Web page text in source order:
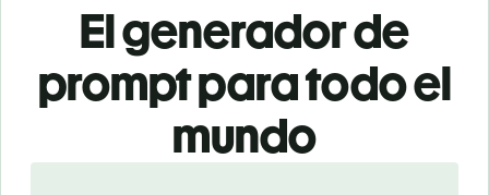
El generador de
prompt para todo el
mundo